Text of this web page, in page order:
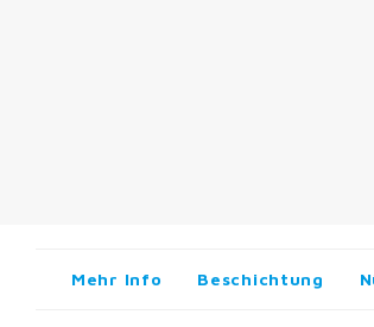
Mehr Info Beschichtung